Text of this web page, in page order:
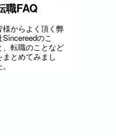
職FAQ
様からよく頂く弊
Sincereedのこ
、転職のことなど
まとめてみまし